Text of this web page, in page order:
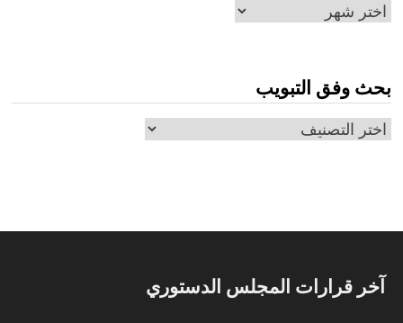
البحث
بحث وفق التبويب
بحث
آخر قرارات المجلس الدستوري